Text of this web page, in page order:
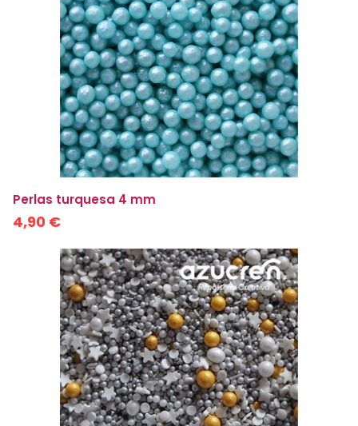
Perlas turquesa 4 mm
4,90 €